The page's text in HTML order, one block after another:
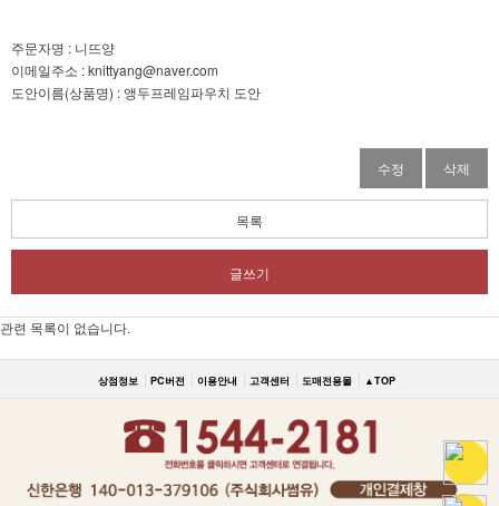
주문자명 : 니뜨양
이메일주소 : knittyang@naver.com
도안이름(상품명) : 앵두프레임파우치 도안
수정 삭제
목록
글쓰기
관련 목록이 없습니다.
상점정보 PC버전 이용안내 고객센터 도매전용몰 ▲TOP